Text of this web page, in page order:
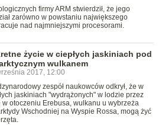
firmy ARM stwierdził, że jego
zarówno w powstaniu największego
nad najmniejszymi procesorami.
życie w ciepłych jaskiniach pod
wulkanem
2017, 12:00
zespół naukowców odkrył, że w
jaskiniach "wydrążonych" w lodzie przez
w otoczeniu Erebusa, wulkanu u wybrzeża
Wschodniej na Wyspie Rossa, mogą żyć